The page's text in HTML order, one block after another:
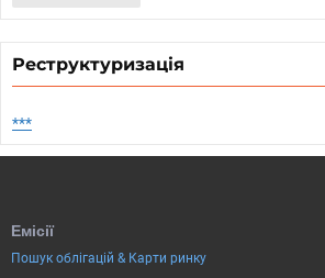
Реструктуризація
***
Емісії
Пошук облігацій & Карти ринку